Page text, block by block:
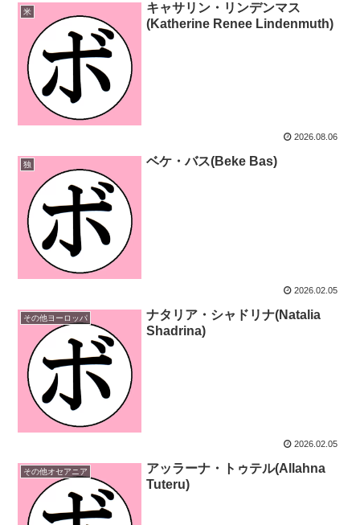
米
キャサリン・リンデンマス
(Katherine Renee Lindenmuth)
2026.08.06
独 ベケ・バス(Beke Bas)
2026.02.05
その他ヨーロッパ
ナタリア・シャドリナ(Natalia
Shadrina)
2026.02.05
その他オセアニア
アッラーナ・トゥテル(Allahna
Tuteru)